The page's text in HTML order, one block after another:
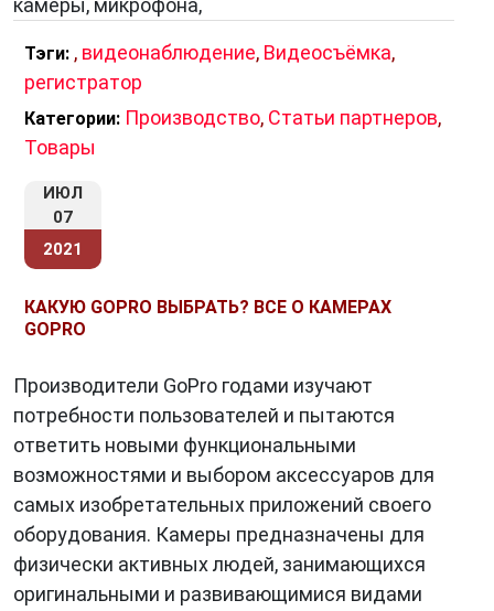
камеры, микрофона,
Тэги: , видеонаблюдение, Видеосъёмка,
регистратор
Категории: Производство, Статьи партнеров,
Товары
ИЮЛ
07
2021
КАКУЮ GOPRO ВЫБРАТЬ? ВСЕ О КАМЕРАХ
GOPRO
Производители GoPro годами изучают
потребности пользователей и пытаются
ответить новыми функциональными
возможностями и выбором аксессуаров для
самых изобретательных приложений своего
оборудования. Камеры предназначены для
физически активных людей, занимающихся
оригинальными и развивающимися видами